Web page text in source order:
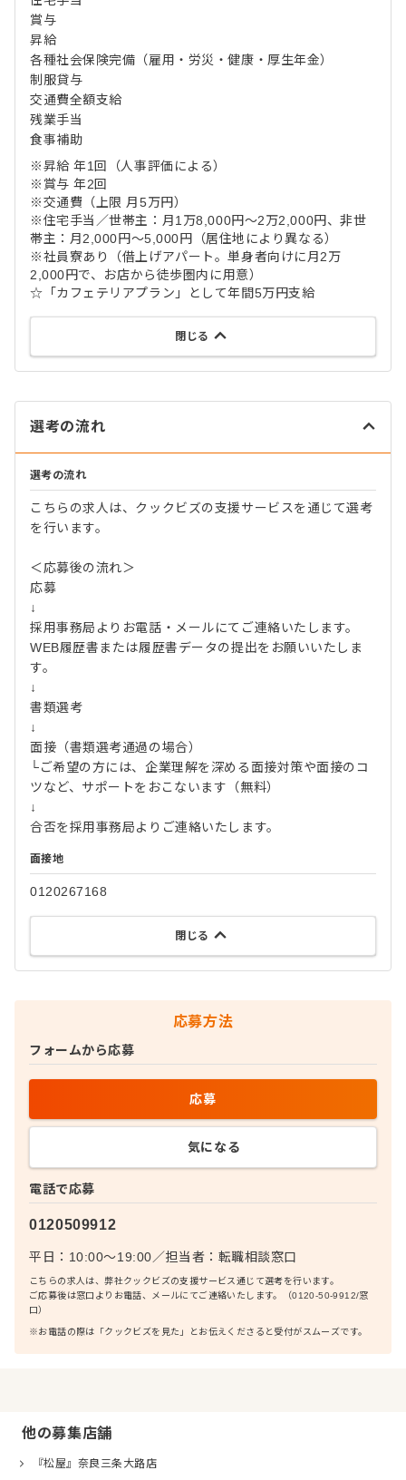
賞与
昇給
各種社会保険完備（雇用・労災・健康・厚生年金）
制服貸与
交通費全額支給
残業手当
食事補助
※昇給 年1回（人事評価による）
※賞与 年2回
※交通費（上限 月5万円）
※住宅手当／世帯主：月1万8,000円～2万2,000円、非世
帯主：月2,000円～5,000円（居住地により異なる）
※社員寮あり（借上げアパート。単身者向けに月2万
2,000円で、お店から徒歩圏内に用意）
☆「カフェテリアプラン」として年間5万円支給
閉じる
選考の流れ
選考の流れ
こちらの求人は、クックビズの支援サービスを通じて選考
を行います。
＜応募後の流れ＞
応募
↓
採用事務局よりお電話・メールにてご連絡いたします。
WEB履歴書または履歴書データの提出をお願いいたしま
す。
↓
書類選考
↓
面接（書類選考通過の場合）
└ご希望の方には、企業理解を深める面接対策や面接のコ
ツなど、サポートをおこないます（無料）
↓
合否を採用事務局よりご連絡いたします。
面接地
0120267168
閉じる
応募方法
電話で応募
0120509912
平日：10:00〜19:00／担当者： 転職相談窓口
こちらの求人は、弊社クックビズの支援サービス通じて選考を行います。
ご応募後は窓口よりお電話、メールにてご連絡いたします。（0120-50-9912/窓
口）
※お電話の際は「クックビズを見た」とお伝えくださると受付がスムーズです。
フォームから応募
応募
気になる
他の募集店舗
『松屋』奈良三条大路店